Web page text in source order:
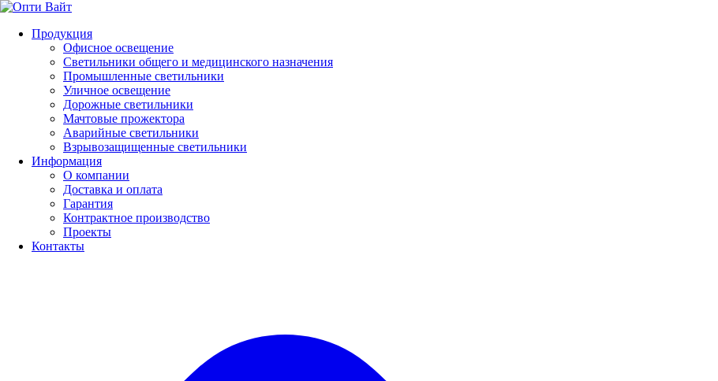
Продукция
Офисное освещение
Светильники общего и медицинского назначения
Промышленные светильники
Уличное освещение
Дорожные светильники
Мачтовые прожектора
Аварийные светильники
Взрывозащищенные светильники
Информация
О компании
Доставка и оплата
Гарантия
Контрактное производство
Проекты
Контакты